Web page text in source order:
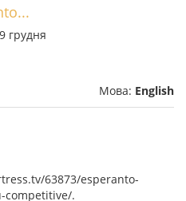
грудня
Мова: English
63873/esperanto-
competitive/.